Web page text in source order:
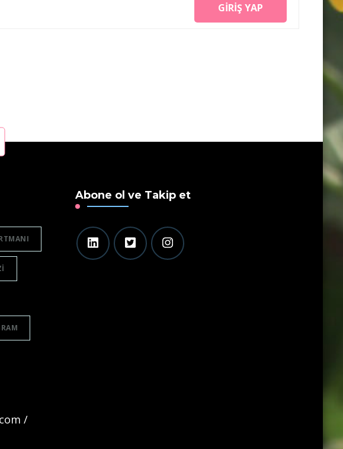
GIRIŞ YAP
/
Abone ol ve Takip et